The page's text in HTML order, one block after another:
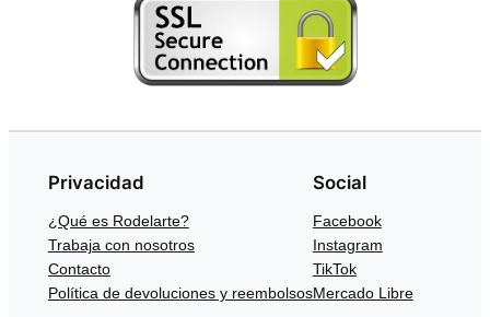
Privacidad
¿Qué es Rodelarte?
Trabaja con nosotros
Contacto
Política de devoluciones y reembolsos
Social
Facebook
Instagram
TikTok
Mercado Libre